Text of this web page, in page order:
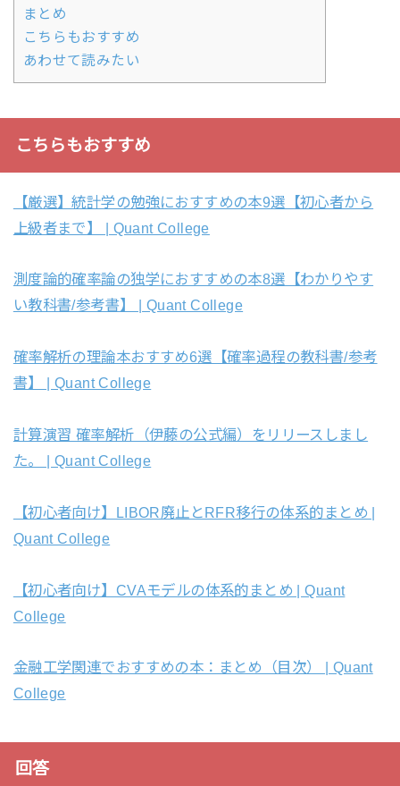
まとめ
こちらもおすすめ
あわせて読みたい
こちらもおすすめ
【厳選】統計学の勉強におすすめの本9選【初心者から
上級者まで】 | Quant College
測度論的確率論の独学におすすめの本8選【わかりやす
い教科書/参考書】 | Quant College
確率解析の理論本おすすめ6選【確率過程の教科書/参考
書】 | Quant College
計算演習 確率解析（伊藤の公式編）をリリースしまし
た。 | Quant College
【初心者向け】LIBOR廃止とRFR移行の体系的まとめ |
Quant College
【初心者向け】CVAモデルの体系的まとめ | Quant
College
金融工学関連でおすすめの本：まとめ（目次） | Quant
College
回答